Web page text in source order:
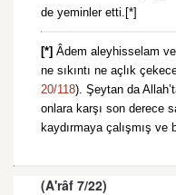
de yeminler etti.[*]
[*] Âdem aleyhisselam
ne sıkıntı ne açlık
20/118). Şeytan da
onlara karşı son derece
kaydırmaya çalışmış ve
(A'râf 7/22)